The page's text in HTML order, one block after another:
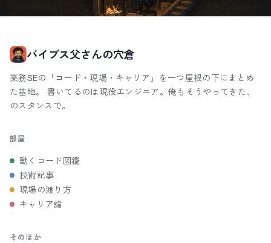
バイブス父さんの穴倉
業務SEの「コード・現場・キャリア」を一つ屋根の下にまとめ
た基地。 書いてるのは現役エンジニア。俺もそうやってきた、
のスタンスで。
部屋
動くコード図鑑
技術記事
現場の渡り方
キャリア論
そのほか